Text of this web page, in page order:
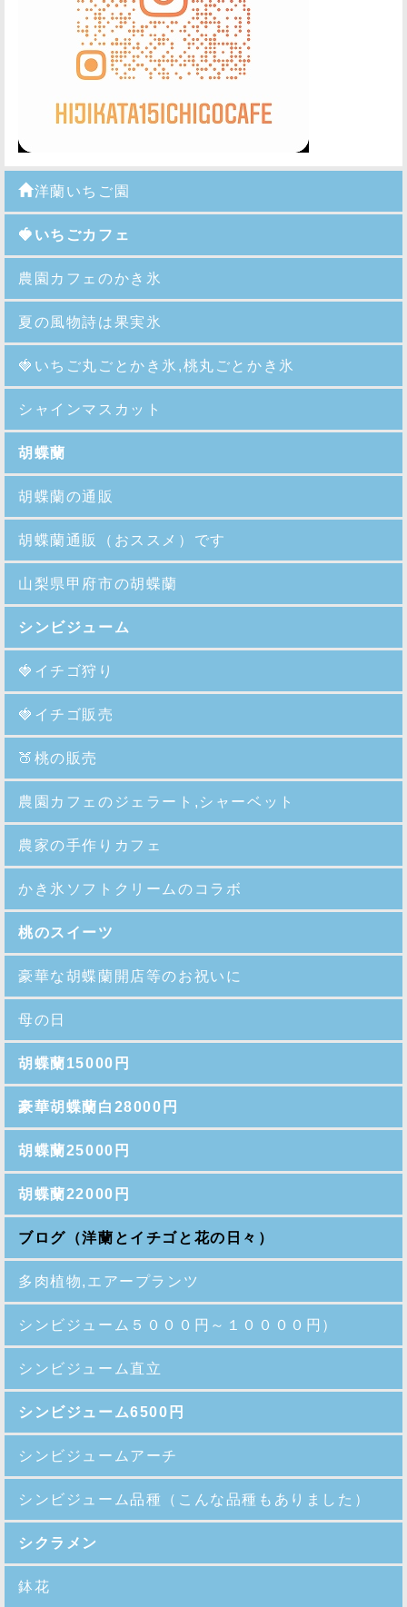
洋蘭いちご園
🍓いちごカフェ
農園カフェのかき氷
夏の風物詩は果実氷
🍓 いちご丸ごとかき氷,桃丸ごとかき氷
シャインマスカット
胡蝶蘭
胡蝶蘭の通販
胡蝶蘭通販（おススメ）です
山梨県甲府市の胡蝶蘭
シンビジューム
🍓イチゴ狩り
🍓イチゴ販売
🍑 桃の販売
農園カフェのジェラート,シャーベット
農家の手作りカフェ
かき氷ソフトクリームのコラボ
桃のスイーツ
豪華な胡蝶蘭開店等のお祝いに
母の日
胡蝶蘭15000円
豪華胡蝶蘭白28000円
胡蝶蘭25000円
胡蝶蘭22000円
ブログ（洋蘭とイチゴと花の日々）
多肉植物,エアープランツ
シンビジューム５０００円～１００００円）
シンビジューム直立
シンビジューム6500円
シンビジュームアーチ
シンビジューム品種 （こんな品種もありました）
シクラメン
鉢花